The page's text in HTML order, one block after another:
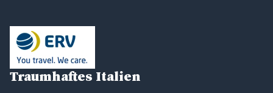
Traumhaftes Italien